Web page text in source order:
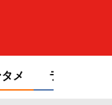
メ ライフ